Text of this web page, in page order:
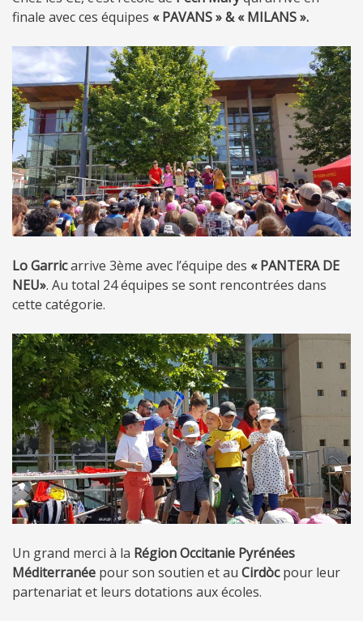
finale avec ces équipes « PAVANS » & « MILANS ».
Lo Garricarrive 3ème avec l’équipe des « PANTERA DE
NEU». Au total 24 équipes se sont rencontrées dans
cette catégorie.
Un grand merci à la Région Occitanie Pyrénées
Méditerranée pour son soutien et au Cirdòcpour leur
partenariat et leurs dotations aux écoles.